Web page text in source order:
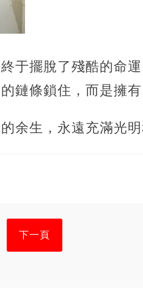
于擺脫了殘酷的命
鏈條鎖住，而是擁有
余生，永遠充滿光明
下一頁